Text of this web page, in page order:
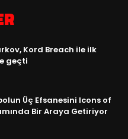
Kord Breach ile ilk
geçti
Üç Efsanesini Icons of
Bir Araya Getiriyor